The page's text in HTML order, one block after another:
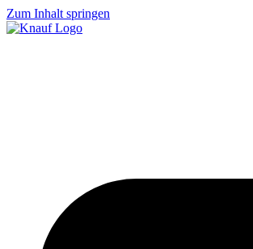
Zum Inhalt springen